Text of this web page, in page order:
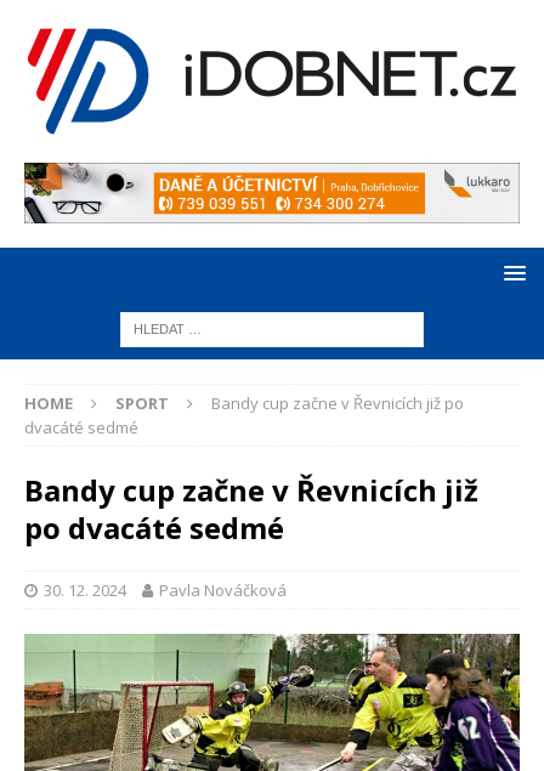
HOME SPORT
Bandy cup začne v Řevnicích již po
dvacáté sedmé
Bandy cup začne v Řevnicích již
po dvacáté sedmé
30. 12. 2024 Pavla Nováčková